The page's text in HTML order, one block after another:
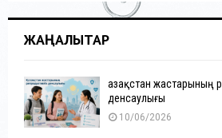
ЖАҢАЛЫҚТАР
Қазақстан жастарының
денсаулығы
10/06/2026